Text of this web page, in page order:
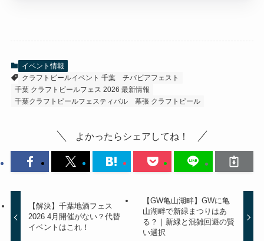
イベント情報
クラフトビールイベント 千葉
チバビアフェスト
千葉 クラフトビールフェス 2026 最新情報
千葉クラフトビールフェスティバル
幕張 クラフトビール
よかったらシェアしてね！
【解決】千葉地酒フェス
2026 4月開催がない？代替
イベントはこれ！
【GW亀山湖畔】GWに亀
山湖畔で新緑まつりはあ
る？｜新緑と混雑回避の賢
い選択